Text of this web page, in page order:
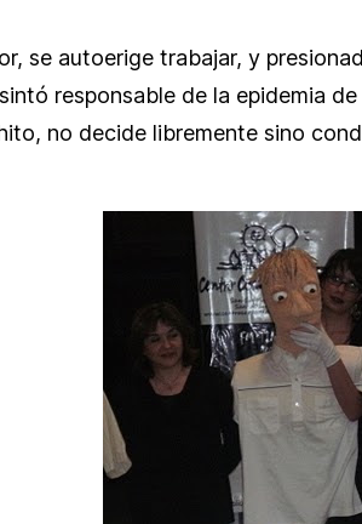
se autoerige trabajar, y
responsable de la epidemia
no decide libremente sino